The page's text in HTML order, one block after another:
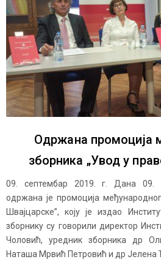
Одржана промоција
зборника „Увод у
09. септембар 2019. г. Дана 09.
одржана је промоција
Швајцарске”, коју је издао
зборнику су говорили директор
Чоловић, уредник зборника др
Наташа Мрвић Петровић и др Јелена